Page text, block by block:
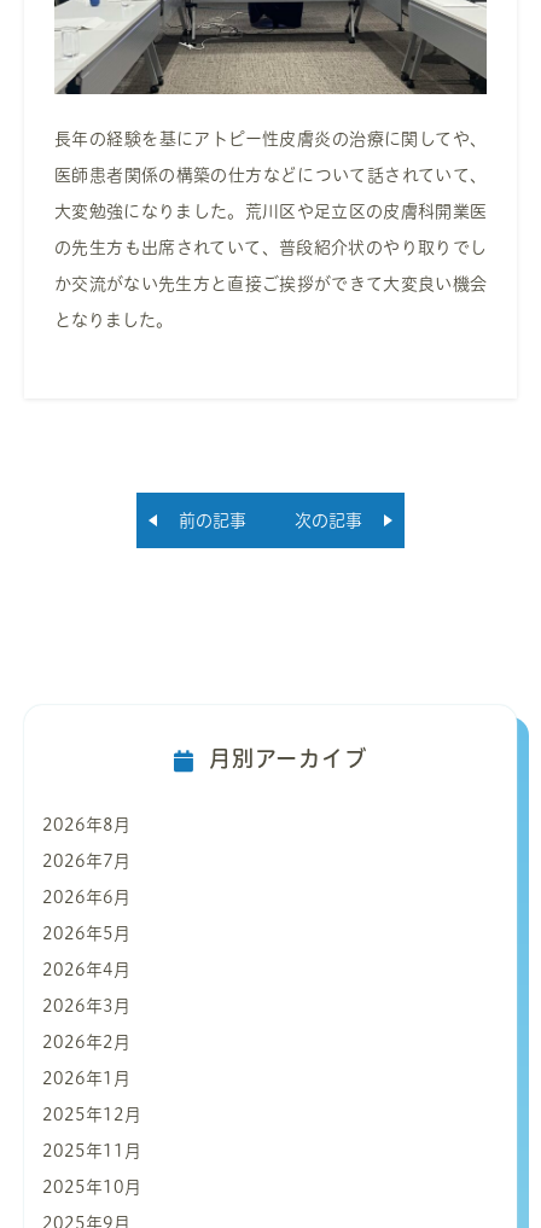
長年の経験を基にアトピー性皮膚炎の治療に関してや、
医師患者関係の構築の仕方などについて話されていて、
大変勉強になりました。荒川区や足立区の皮膚科開業医
の先生方も出席されていて、普段紹介状のやり取りでし
か交流がない先生方と直接ご挨拶ができて大変良い機会
となりました。
前の記事 次の記事
月別アーカイブ
2026年8月
2026年7月
2026年6月
2026年5月
2026年4月
2026年3月
2026年2月
2026年1月
2025年12月
2025年11月
2025年10月
2025年9月